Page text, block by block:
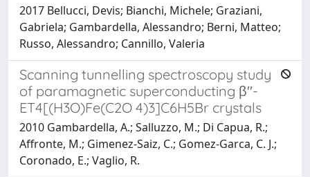
2017 Bellucci, Devis; Bianchi, Michele; Graziani,
Gabriela; Gambardella, Alessandro; Berni, Matteo;
Russo, Alessandro; Cannillo, Valeria
Scanning tunnelling spectroscopy study
of paramagnetic superconducting β′′-
ET4[(H3O)Fe(C2O 4)3]C6H5Br crystals
2010 Gambardella, A.; Salluzzo, M.; Di Capua, R.;
Affronte, M.; Gimenez-Saiz, C.; Gomez-Garca, C. J.;
Coronado, E.; Vaglio, R.